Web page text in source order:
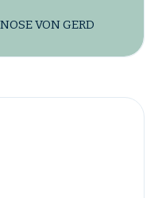
VON GERD